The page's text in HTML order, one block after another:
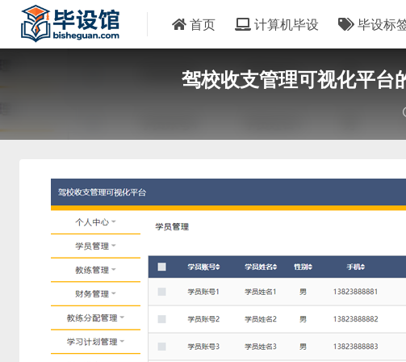
首页 计算机毕设 毕设标
驾校收支管理可视化平台